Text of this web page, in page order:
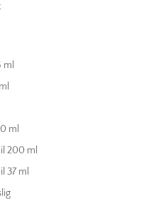
ml
ml
200 ml
37 ml